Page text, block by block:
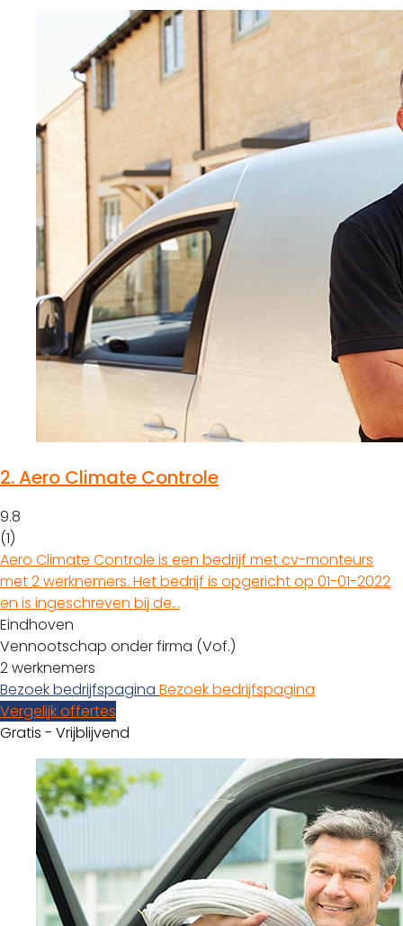
2.Aero Climate Controle
9.8
(1)
Aero Climate Controle is een bedrijf met cv-monteurs
met 2 werknemers. Het bedrijf is opgericht op 01-01-2022
en is ingeschreven bij de…
Eindhoven
Vennootschap onder firma (Vof.)
2 werknemers
Bezoek bedrijfspagina Bezoek bedrijfspagina
Vergelijk offertes
Gratis - Vrijblijvend